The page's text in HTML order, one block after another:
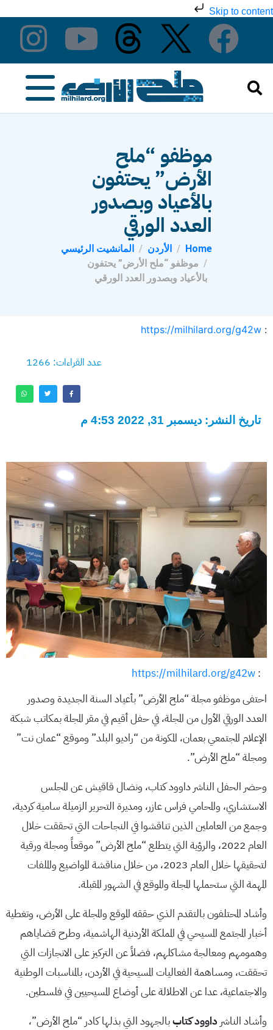
Skip to content
موظفو “ملح
الأرض” يحتفون
بالأعياد وبصدور
العدد الورقي
Home الأردن
المانشيت الرئيسي
موظفو “ملح الأرض” يحتفون
بالأعياد وبصدور العدد الورقي
:
https://milhilard.org/g42w
عدد القراءات: 1266
تاريخ النشر: ديسمبر 31, 2022 4:53 م
:
https://milhilard.org/g42w
احتفى موظفو مجلة “ملح الأرض” بأعياد السنة الجديدة وصدور
العدد الورقي الأول من المجلة، في حفل أقيم في مقر المجلة بمكاتب شبكة
الإعلام المجتمعي بعمان، المكونة من “راديو البلد” وموقع “عمان نت”
ومجلة “ملح الأرض”.
وحضر الحفل الناشر داوود كتاب، ونضال قاقيش عن المجلس
الاستشاري، والمحامي فراس عازر، ومديرة التحرير الزميلة سامية كردية،
وجمع من العاملين الذين تناقشوا في النجاحات التي تحققت خلال
العام 2022، والرؤية التي يتطلع “ملح الأرض” موقعاً ومجلة ورقية
لتحقيقها خلال العام 2023، من خلال مناقشة المواضيع والملفات
المهمة التي ستحملها المجلة والموقع في الشهور المقبلة.
وأشاد المحتلفون بالتقدم الذي حققه الموقع والمجلة على الأرض، وتغطية
أخبار المجتمع المسيحي في المملكة الأردنية الهاشمية، وطرح قضاياهم
وهمومهم ومعالجة مشاكلهم، فضلاً عن التركيز على الانجازات التي
تحققت، ومساهمة الفعاليات المسيحية في الأردن، بالمناسبات الوطنية
والاجتماعية، عدا عن الاطلالة على أوضاع المسيحيين في فلسطين.
وأشاد الناشر داوود كتاببالجهود التي بذلها كادر “ملح الأرض”،